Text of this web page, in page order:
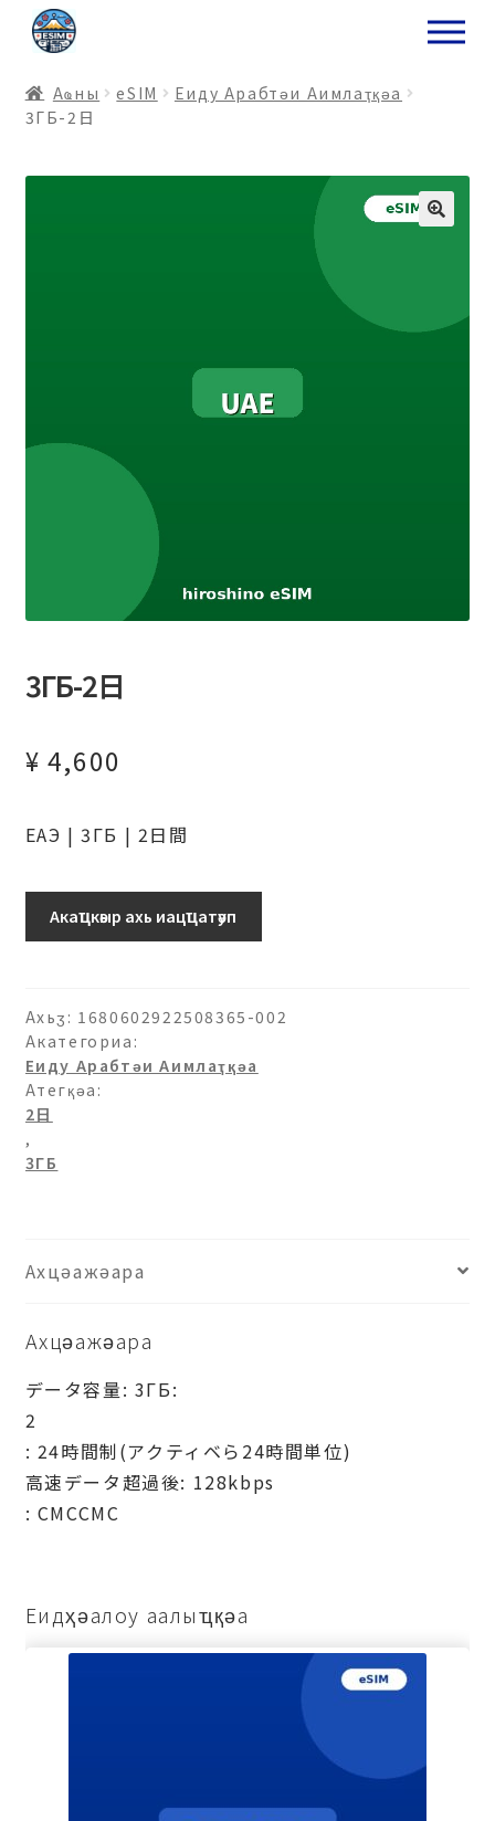
ナ
ビ
ー
シ
コ
ン
ン
ツ
Аҩны еSIM
Еиду Арабтәи Аимлаҭқәа
3ГБ-2日
3ГБ-2日
¥ 4,600
ЕАЭ | 3ГБ | 2日間
Акаҵкәыр ахь иацҵатәуп
Ахьӡ: 1680602922508365-002
Акатегориа:
Еиду Арабтәи Аимлаҭқәа
Атегқәа:
2日
,
3ГБ
Ахцәажәара
Ахцәажәара
データ容量: 3ГБ:
2
: 24時間制(アクティベら24時間単位)
高速データ超過後: 128kbps
: СМССМС
Еидҳәалоу аалыҵқәа